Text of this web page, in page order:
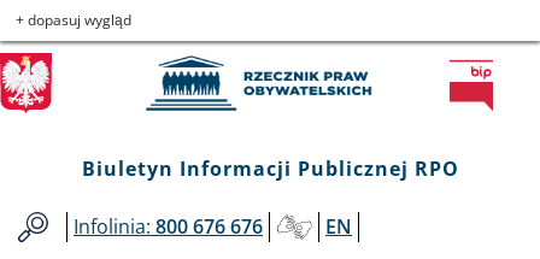
Przejdź
do
menu
głównego
Przejdź
do
treści
Przejdź
to
informacji
o
Przejdź
do
mapy
serwisu
Biuletyn
Informacji
Publicznej
RPO
+ dopasuj wygląd
Biuletyn Informacji Publicznej RPO
Infolinia: 800 676 676 EN